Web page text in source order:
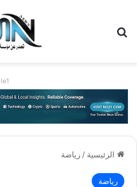
الرئيسية /رياضة
رياضة